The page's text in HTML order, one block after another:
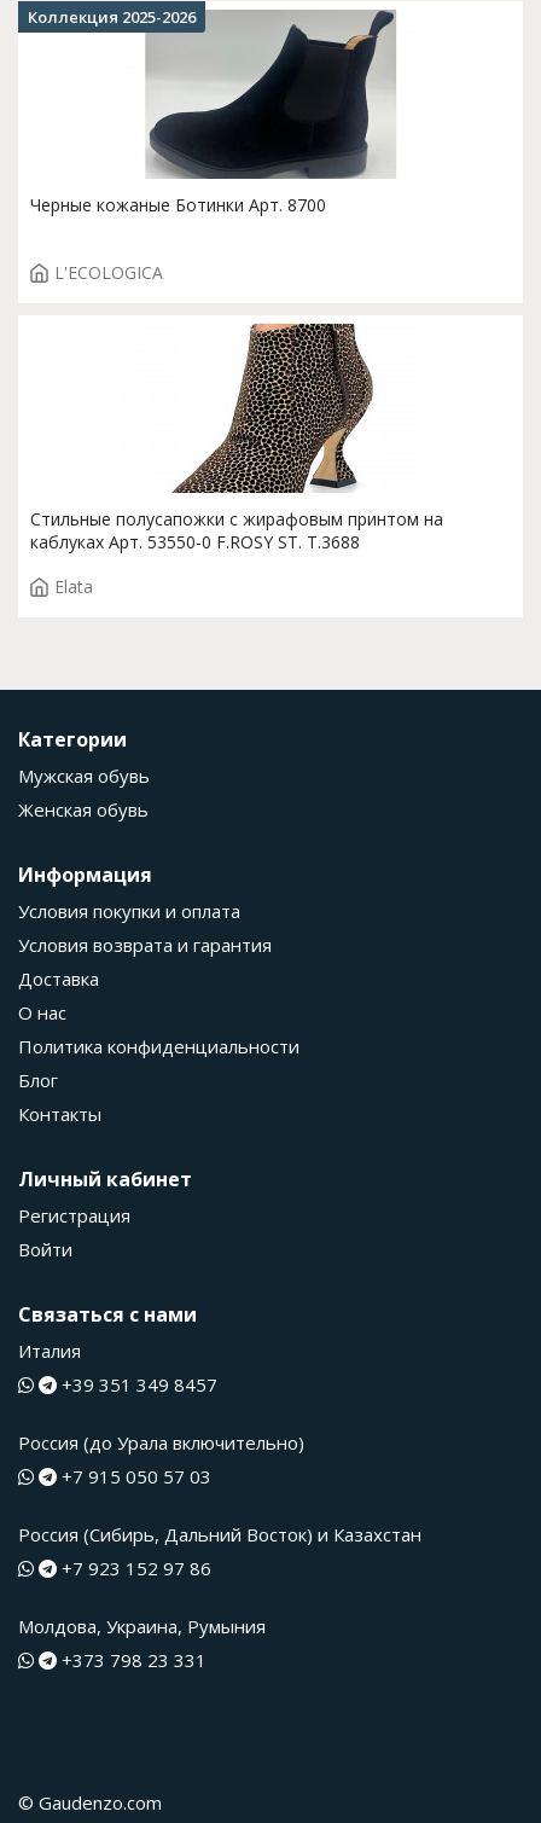
Черные кожаные Ботинки Арт. 8700
L'ECOLOGICA
Коллекция 2025-2026
Стильные полусапожки с жирафовым принтом на
каблуках Арт. 53550-0 F.ROSY ST. T.3688
Elata
Категории
Мужская обувь
Женская обувь
Информация
Условия покупки и оплата
Условия возврата и гарантия
Доставка
О нас
Политика конфиденциальности
Блог
Контакты
Личный кабинет
Регистрация
Войти
Связаться с нами
Италия
+39 351 349 8457
Россия (до Урала включительно)
+7 915 050 57 03
Россия (Сибирь, Дальний Восток) и Казахстан
+7 923 152 97 86
Молдова, Украина, Румыния
+373 798 23 331
© Gaudenzo.com